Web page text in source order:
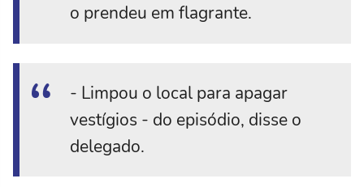
o prendeu em flagrante.
- Limpou o local para apagar
vestígios - do episódio, disse o
delegado.